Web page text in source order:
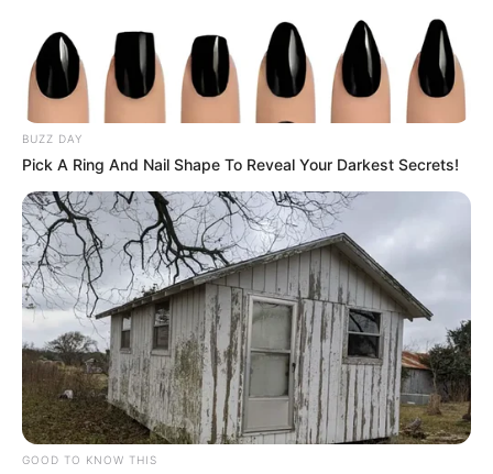
BUZZ DAY
Pick A Ring And Nail Shape To Reveal Your Darkest Secrets!
GOOD TO KNOW THIS